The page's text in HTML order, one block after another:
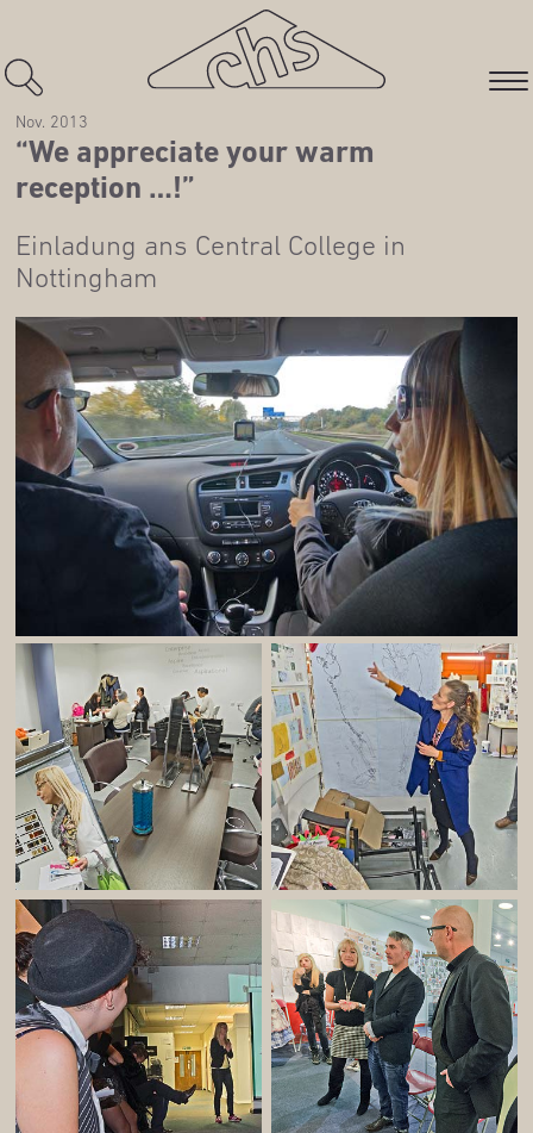
“We app­re­cia­te your warm
reception …!”
Nov. 2013
Ein­la­dung ans Cen­tral Col­lege in
Nottingham